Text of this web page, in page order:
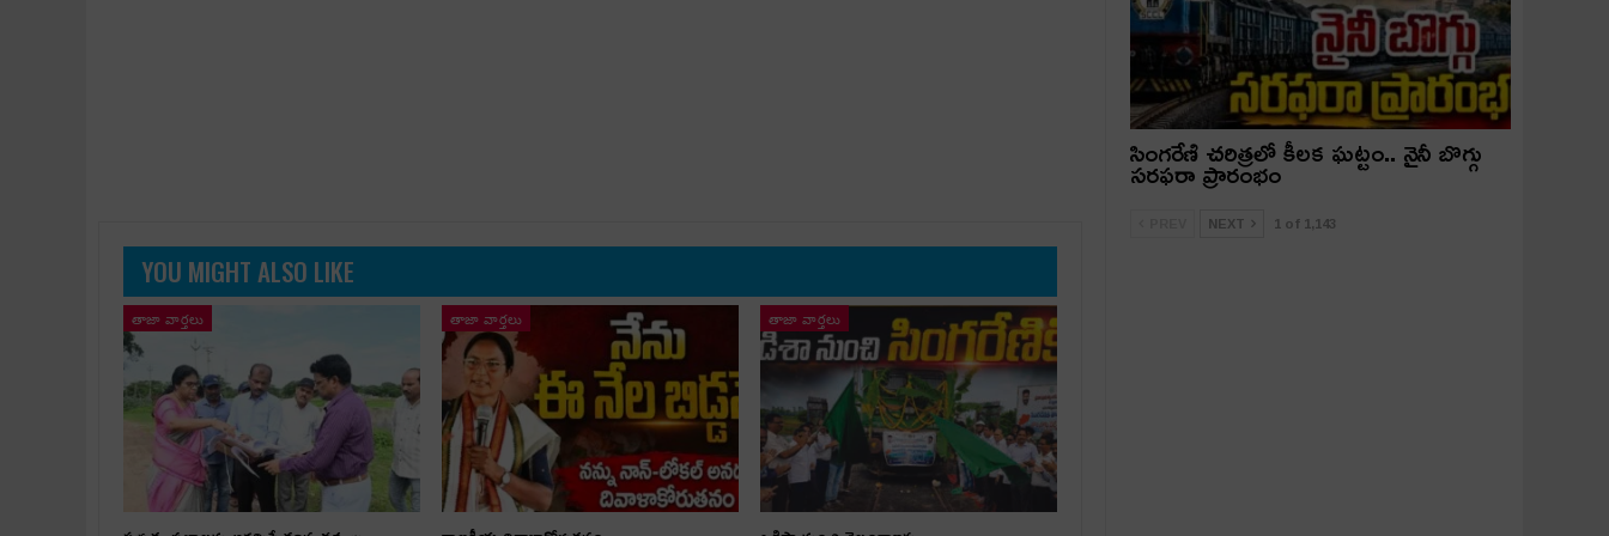
YOU MIGHT ALSO LIKE
తాజా వార్తలు తాజా వార్తలు తాజా వార్తలు
సింగరేణి చరిత్రలో కీలక ఘట్టం.. నైనీ బొగ్గు
సరఫరా ప్రారంభం
NEXT 1 of 1,143